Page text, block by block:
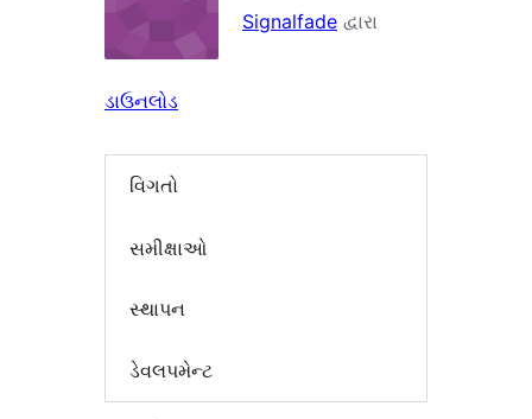
Signalfade દ્વારા
ડાઉનલોડ
વિગતો
સમીક્ષાઓ
સ્થાપન
ડેવલપમેન્ટ